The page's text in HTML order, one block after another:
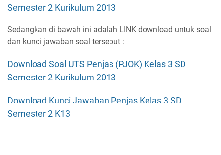
Semester 2 Kurikulum 2013
Sedangkan di bawah ini adalah LINK download untuk soal
dan kunci jawaban soal tersebut :
Download Soal UTS Penjas (PJOK) Kelas 3 SD
Semester 2 Kurikulum 2013
Download Kunci Jawaban Penjas Kelas 3 SD
Semester 2 K13